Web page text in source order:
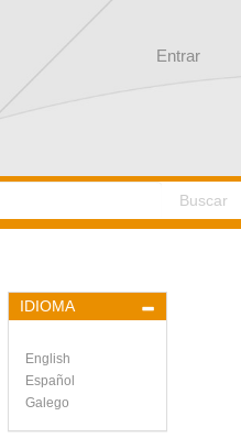
Entrar
Buscar
IDIOMA
English
Español
Galego